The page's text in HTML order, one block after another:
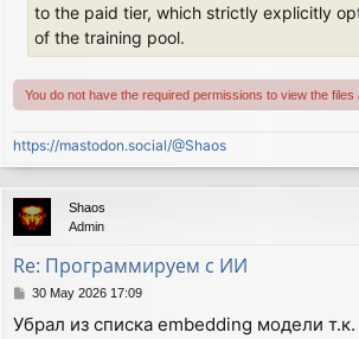
to the paid tier, which strictly explicitly
of the training pool.
You do not have the required permissions to view the files
https://mastodon.social/@Shaos
Shaos
Admin
Re: Программируем с ИИ
P
s
30 May 2026 17:09
Убрал из списка embedding модели